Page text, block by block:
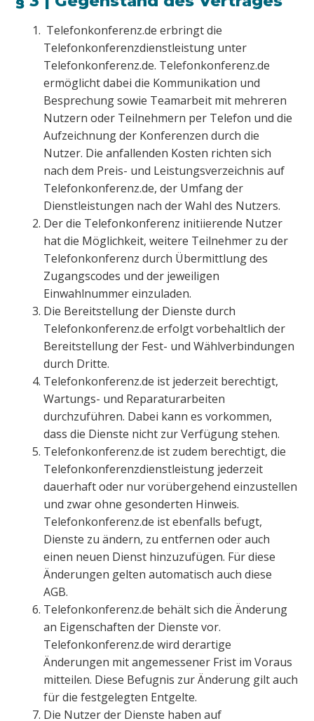
Telefonkonferenz.de erbringt die
Telefonkonferenzdienstleistung unter
Telefonkonferenz.de. Telefonkonferenz.de
ermöglicht dabei die Kommunikation und
Besprechung sowie Teamarbeit mit mehreren
Nutzern oder Teilnehmern per Telefon und die
Aufzeichnung der Konferenzen durch die
Nutzer. Die anfallenden Kosten richten sich
nach dem Preis- und Leistungsverzeichnis auf
Telefonkonferenz.de, der Umfang der
Dienstleistungen nach der Wahl des Nutzers.
Der die Telefonkonferenz initiierende Nutzer
hat die Möglichkeit, weitere Teilnehmer zu der
Telefonkonferenz durch Übermittlung des
Zugangscodes und der jeweiligen
Einwahlnummer einzuladen.
Die Bereitstellung der Dienste durch
Telefonkonferenz.de erfolgt vorbehaltlich der
Bereitstellung der Fest- und Wählverbindungen
durch Dritte.
Telefonkonferenz.de ist jederzeit berechtigt,
Wartungs- und Reparaturarbeiten
durchzuführen. Dabei kann es vorkommen,
dass die Dienste nicht zur Verfügung stehen.
Telefonkonferenz.de ist zudem berechtigt, die
Telefonkonferenzdienstleistung jederzeit
dauerhaft oder nur vorübergehend einzustellen
und zwar ohne gesonderten Hinweis.
Telefonkonferenz.de ist ebenfalls befugt,
Dienste zu ändern, zu entfernen oder auch
einen neuen Dienst hinzuzufügen. Für diese
Änderungen gelten automatisch auch diese
AGB.
Telefonkonferenz.de behält sich die Änderung
an Eigenschaften der Dienste vor.
Telefonkonferenz.de wird derartige
Änderungen mit angemessener Frist im Voraus
mitteilen. Diese Befugnis zur Änderung gilt auch
für die festgelegten Entgelte.
Die Nutzer der Dienste haben auf